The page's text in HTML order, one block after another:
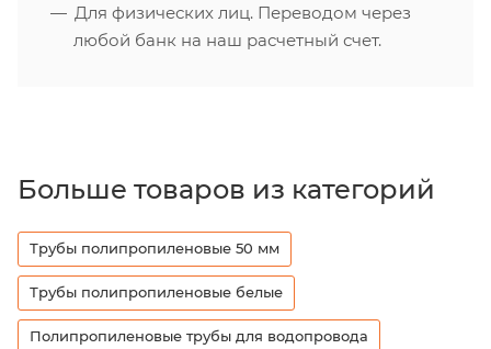
Для физических лиц. Переводом через
любой банк на наш расчетный счет.
Больше товаров из категорий
Трубы полипропиленовые 50 мм
Трубы полипропиленовые белые
Полипропиленовые трубы для водопровода